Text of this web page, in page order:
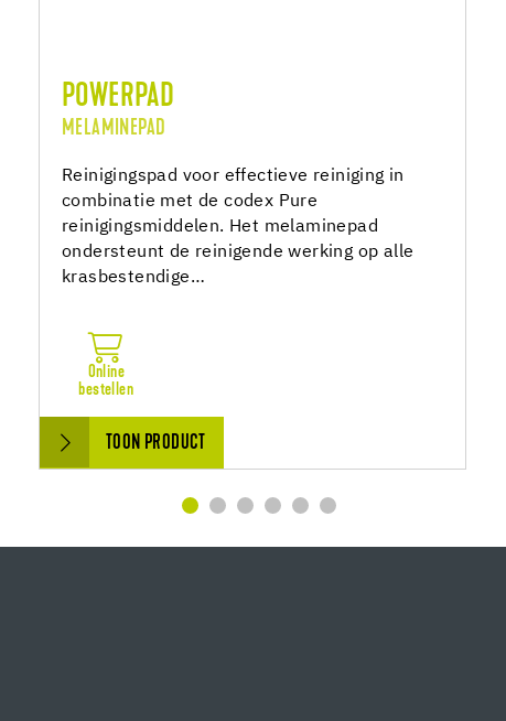
POWERPAD
MELAMINEPAD
Reinigingspad voor effectieve reiniging in
combinatie met de codex Pure
reinigingsmiddelen. Het melaminepad
ondersteunt de reinigende werking op alle
krasbestendige…
Online
bestellen
TOON PRODUCT